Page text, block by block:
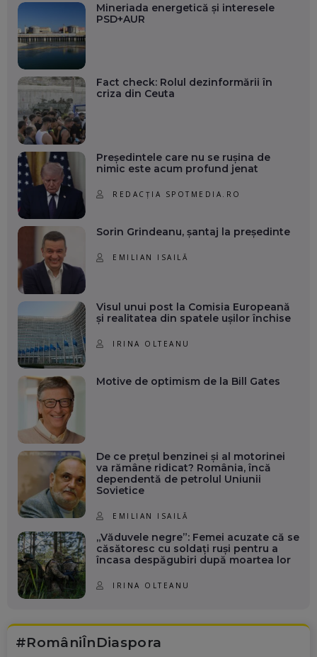
Mineriada energetică și interesele
PSD+AUR
Fact check: Rolul dezinformării în
criza din Ceuta
Președintele care nu se rușina de
nimic este acum profund jenat
REDACȚIA SPOTMEDIA.RO
Sorin Grindeanu, șantaj la președinte
EMILIAN ISAILĂ
Visul unui post la Comisia Europeană
și realitatea din spatele ușilor închise
IRINA OLTEANU
Motive de optimism de la Bill Gates
De ce prețul benzinei și al motorinei
va rămâne ridicat? România, încă
dependentă de petrolul Uniunii
Sovietice
EMILIAN ISAILĂ
„Văduvele negre”: Femei acuzate că se
căsătoresc cu soldați ruși pentru a
încasa despăgubiri după moartea lor
IRINA OLTEANU
#RomâniÎnDiaspora